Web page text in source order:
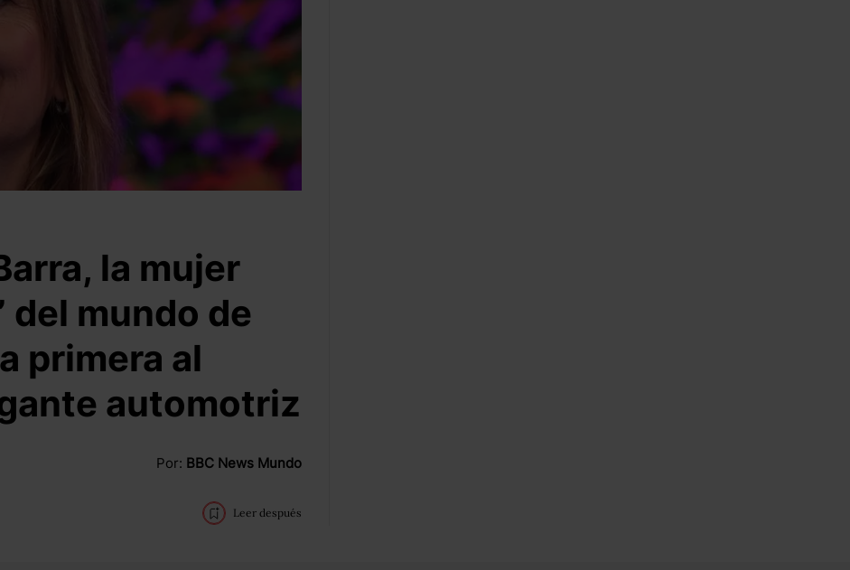
la mujer
del mundo de
primera al
automotriz
Por: BBC News Mundo
Leer después